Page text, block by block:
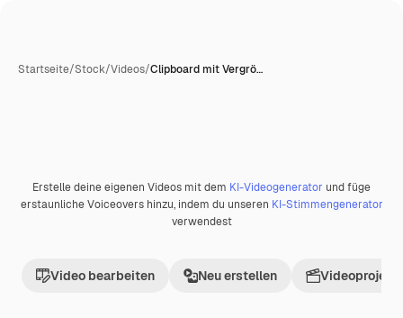
Startseite/Stock/Videos/Clipboard mit Vergrö…
Premium
Erstelle deine eigenen Videos mit dem KI-Videogenerator und füge
erstaunliche Voiceovers hinzu, indem du unseren KI-Stimmengenerator
verwendest
Video bearbeiten Neu erstellen Videoprojekt